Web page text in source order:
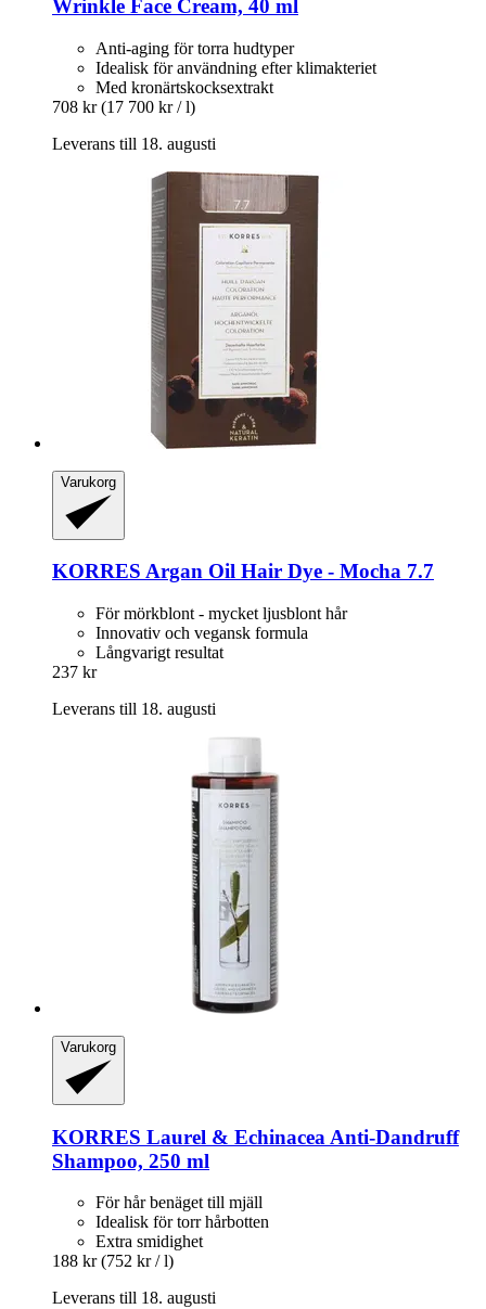
Wrinkle Face Cream, 40 ml
Anti-aging för torra hudtyper
Idealisk för användning efter klimakteriet
Med kronärtskocksextrakt
708 kr (17 700 kr / l)
Leverans till 18. augusti
Varukorg
KORRES Argan Oil Hair Dye -​ Mocha 7.7
För mörkblont - mycket ljusblont hår
Innovativ och vegansk formula
Långvarigt resultat
237 kr
Leverans till 18. augusti
Varukorg
KORRES Laurel & Echinacea Anti-​Dandruff
Shampoo, 250 ml
För hår benäget till mjäll
Idealisk för torr hårbotten
Extra smidighet
188 kr (752 kr / l)
Leverans till 18. augusti